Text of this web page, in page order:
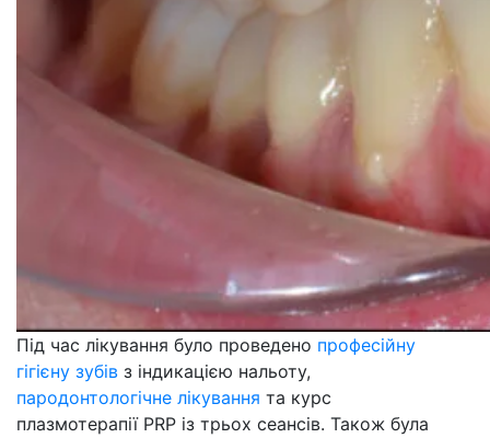
Під час лікування було проведено професійну
гігієну зубів з індикацією нальоту,
пародонтологічне лікування та курс
плазмотерапії PRP із трьох сеансів. Також була